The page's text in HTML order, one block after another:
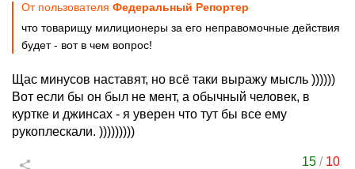
От пользователя Федеральный Репортер
что товарищу милиционеры за его неправомочные действия
будет - вот в чем вопрос!
Щас минусов наставят, но всё таки выражу мысль ))))))
Вот если бы он был не мент, а обычный человек, в
куртке и джинсах - я уверен что тут бы все ему
рукоплескали. )))))))))
15/ 10